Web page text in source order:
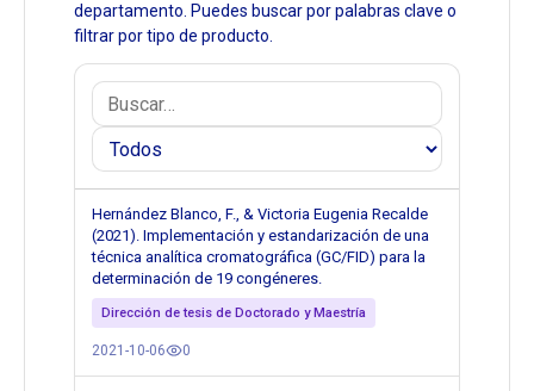
departamento. Puedes buscar por palabras clave o
filtrar por tipo de producto.
Hernández Blanco, F., & Victoria Eugenia Recalde
(2021). Implementación y estandarización de una
técnica analítica cromatográfica (GC/FID) para la
determinación de 19 congéneres.
Dirección de tesis de Doctorado y Maestría
2021-10-06 0